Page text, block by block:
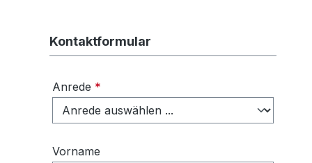
Kontaktformular
Anrede *
Vorname